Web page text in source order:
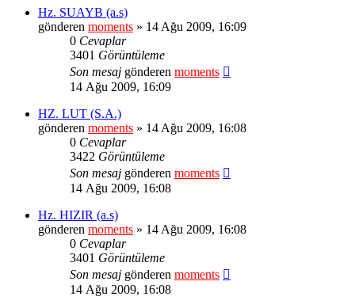
Hz. SUAYB (a.s)
gönderen moments » 14 Ağu 2009, 16:09
0 Cevaplar
3401 Görüntüleme
Son mesaj gönderen moments
14 Ağu 2009, 16:09
HZ. LUT (S.A.)
gönderen moments » 14 Ağu 2009, 16:08
0 Cevaplar
3422 Görüntüleme
Son mesaj gönderen moments
14 Ağu 2009, 16:08
Hz. HIZIR (a.s)
gönderen moments » 14 Ağu 2009, 16:08
0 Cevaplar
3401 Görüntüleme
Son mesaj gönderen moments
14 Ağu 2009, 16:08